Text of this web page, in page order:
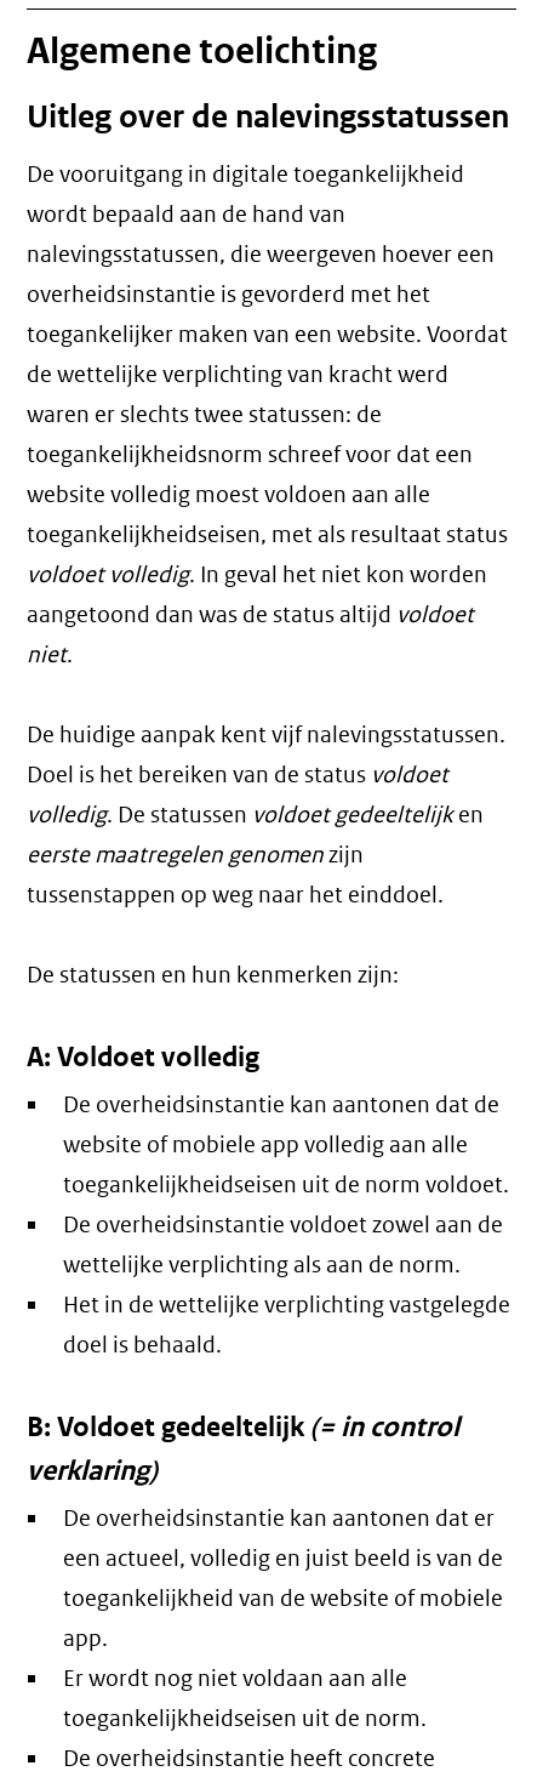
Algemene toelichting
Uitleg over de nalevingsstatussen
De vooruitgang in digitale toegankelijkheid
wordt bepaald aan de hand van
nalevingsstatussen, die weergeven hoever een
overheidsinstantie is gevorderd met het
toegankelijker maken van een website. Voordat
de wettelijke verplichting van kracht werd
waren er slechts twee statussen: de
toegankelijkheidsnorm schreef voor dat een
website volledig moest voldoen aan alle
toegankelijkheidseisen, met als resultaat status
voldoet volledig. In geval het niet kon worden
aangetoond dan was de status altijd voldoet
niet.
De huidige aanpak kent vijf nalevingsstatussen.
Doel is het bereiken van de status voldoet
volledig. De statussen voldoet gedeeltelijken
eerste maatregelen genomenzijn
tussenstappen op weg naar het einddoel.
De statussen en hun kenmerken zijn:
A: Voldoet volledig
De overheidsinstantie kan aantonen dat de
website of mobiele app volledig aan alle
toegankelijkheidseisen uit de norm voldoet.
De overheidsinstantie voldoet zowel aan de
wettelijke verplichting als aan de norm.
Het in de wettelijke verplichting vastgelegde
doel is behaald.
B: Voldoet gedeeltelijk(= in control
verklaring)
De overheidsinstantie kan aantonen dat er
een actueel, volledig en juist beeld is van de
toegankelijkheid van de website of mobiele
app.
Er wordt nog niet voldaan aan alle
toegankelijkheidseisen uit de norm.
De overheidsinstantie heeft concrete